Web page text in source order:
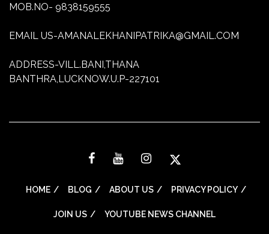
MOB.NO- 9838159555
EMAIL US-AMANALEKHANIPATRIKA@GMAIL.COM
ADDRESS-VILL.BANI,THANA
BANTHRA,LUCKNOW.U.P-227101
HOME BLOG ABOUT US PRIVACY POLICY
JOIN US YOUTUBE NEWS CHANNEL